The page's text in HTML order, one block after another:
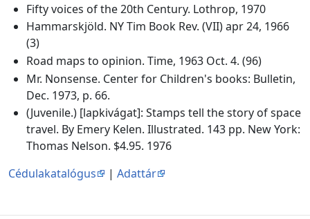
Fifty voices of the 20th Century. Lothrop, 1970
Hammarskjöld. NY Tim Book Rev. (VII) apr 24, 1966
(3)
Road maps to opinion. Time, 1963 Oct. 4. (96)
Mr. Nonsense. Center for Children's books: Bulletin,
Dec. 1973, p. 66.
(Juvenile.) [lapkivágat]: Stamps tell the story of space
travel. By Emery Kelen. Illustrated. 143 pp. New York:
Thomas Nelson. $4.95. 1976
Cédulakatalógus
| Adattár